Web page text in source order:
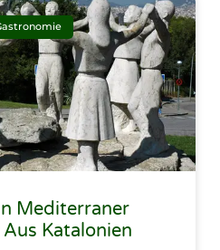
Mediterraner
Katalonien